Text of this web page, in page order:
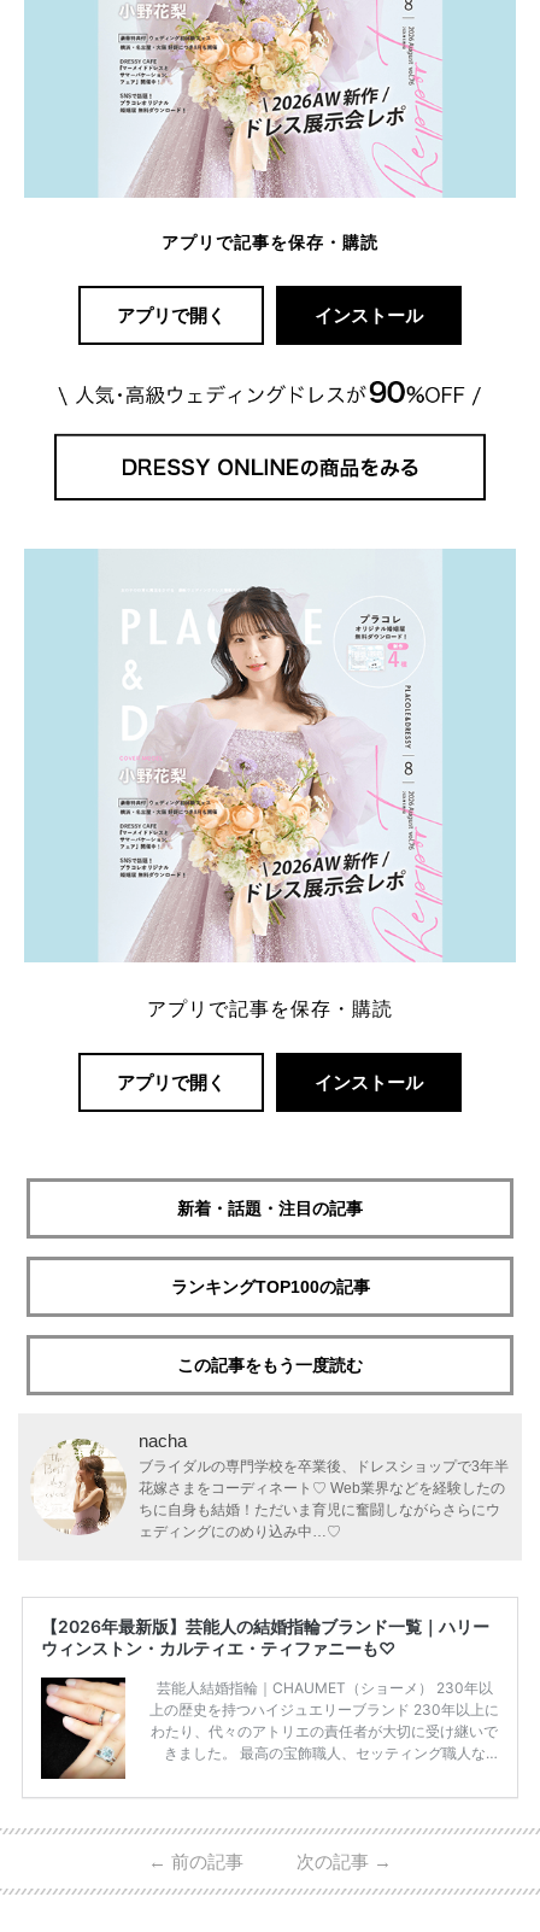
アプリで記事を保存・購読
アプリで開く インストール
アプリで記事を保存・購読
アプリで開く インストール
新着・話題・注目の記事
ランキングTOP100の記事
この記事をもう一度読む
nacha
ブライダルの専門学校を卒業後、ドレスショップで3年半
花嫁さまをコーディネート♡ Web業界などを経験したの
ちに自身も結婚！ただいま育児に奮闘しながらさらにウ
ェディングにのめり込み中…♡
【2026年最新版】芸能人の結婚指輪ブランド一覧｜ハリー
ウィンストン・カルティエ・ティファニーも♡
芸能人結婚指輪｜CHAUMET（ショーメ） 230年以
上の歴史を持つハイジュエリーブランド 230年以上に
わたり、代々のアトリエの責任者が大切に受け継いで
きました。 最高の宝飾職人、セッティング職人な
高品質の宝石を扱っています。 至高のデザインと品
ん・魔裟斗さんの婚約指輪 魔裟斗さんが矢沢さんに
贈られた指輪は1カラットのものです。 ショーメの価
← 前の記事 次の記事 →